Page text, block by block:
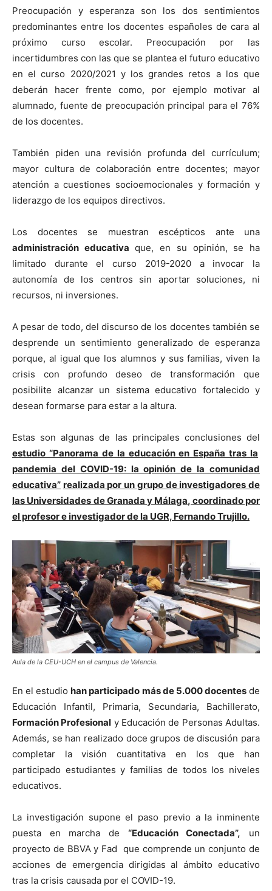
Preocupación y esperanza son los dos sentimientos
predominantes entre los docentes españoles de cara al
próximo curso escolar. Preocupación por las
incertidumbres con las que se plantea el futuro educativo
en el curso 2020/2021 y los grandes retos a los que
deberán hacer frente como, por ejemplo motivar al
alumnado, fuente de preocupación principal para el 76%
de los docentes.
También piden una revisión profunda del currículum;
mayor cultura de colaboración entre docentes; mayor
atención a cuestiones socioemocionales y formación y
liderazgo de los equipos directivos.
Los docentes se muestran escépticos ante una
administración educativa que, en su opinión, se ha
limitado durante el curso 2019-2020 a invocar la
autonomía de los centros sin aportar soluciones, ni
recursos, ni inversiones.
A pesar de todo, del discurso de los docentes también se
desprende un sentimiento generalizado de esperanza
porque, al igual que los alumnos y sus familias, viven la
crisis con profundo deseo de transformación que
posibilite alcanzar un sistema educativo fortalecido y
desean formarse para estar a la altura.
Estas son algunas de las principales conclusiones del
estudio “Panorama de la educación en España tras la
pandemia del COVID-19: la opinión de la comunidad
educativa” realizada por un grupo de investigadores de
las Universidades de Granada y Málaga, coordinado por
el profesor e investigador de la UGR, Fernando Trujillo.
Aula de la CEU-UCH en el campus de Valencia.
En el estudiohan participado más de 5.000 docentesde
Educación Infantil, Primaria, Secundaria, Bachillerato,
Formación Profesional y Educación de Personas Adultas.
Además, se han realizado doce grupos de discusión para
completar la visión cuantitativa en los que han
participado estudiantes y familias de todos los niveles
educativos.
La investigación supone el paso previo a la inminente
puesta en marcha de “Educación Conectada”, un
proyecto de BBVA y Fad que comprende un conjunto de
acciones de emergencia dirigidas al ámbito educativo
tras la crisis causada por el COVID-19.